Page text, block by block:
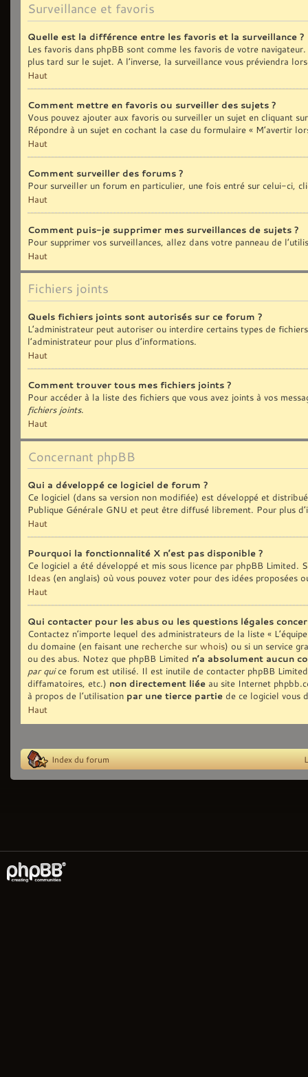
Surveillance et favoris
Quelle est la différence entre les favoris et la surveillance ?
Les favoris dans phpBB sont comme les favoris de votre
plus tard sur le sujet. A l’inverse, la surveillance vous préviendra
Haut
Comment mettre en favoris ou surveiller des sujets ?
Vous pouvez ajouter aux favoris ou surveiller un sujet en cliquant
Répondre à un sujet en cochant la case du formulaire « M’avertir
Haut
Comment surveiller des forums ?
Pour surveiller un forum en particulier, une fois entré sur celui-ci,
Haut
Comment puis-je supprimer mes surveillances de sujets ?
Pour supprimer vos surveillances, allez dans votre panneau de
Haut
Fichiers joints
Quels fichiers joints sont autorisés sur ce forum ?
L’administrateur peut autoriser ou interdire certains types de
l’administrateur pour plus d’informations.
Haut
Comment trouver tous mes fichiers joints ?
Pour accéder à la liste des fichiers que vous avez joints à vos
fichiers joints.
Haut
Concernant phpBB
Qui a développé ce logiciel de forum ?
Ce logiciel (dans sa version non modifiée) est développé et
Publique Générale GNU et peut être diffusé librement. Pour plus
Haut
Pourquoi la fonctionnalité X n’est pas disponible ?
Ce logiciel a été développé et mis sous licence par phpBB Limited.
Ideas (en anglais) où vous pouvez voter pour des idées proposées
Haut
Qui contacter pour les abus ou les questions légales
Contactez n’importe lequel des administrateurs de la liste «
du domaine (en faisant une recherche sur whois) ou si un service
ou des abus. Notez que phpBB Limited n’a absolument aucun
par quice forum est utilisé. Il est inutile de contacter phpBB
diffamatoires, etc.) non directement liée au site Internet
à propos de l’utilisation par une tierce partie de ce logiciel vous
Haut
Index du forum